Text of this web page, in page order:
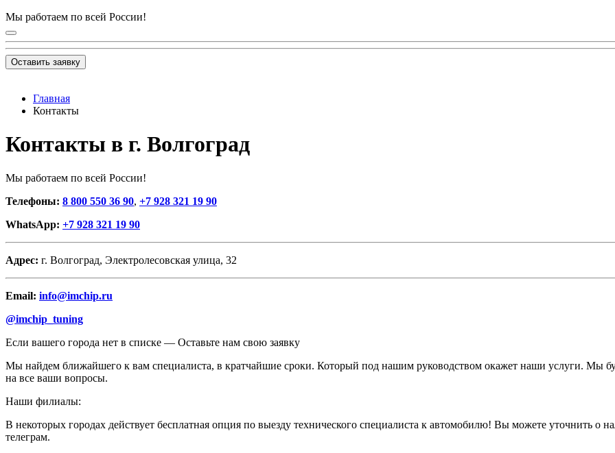
Мы работаем по всей России!
Оставить заявку
Главная
Контакты
Контакты в г. Волгоград
Мы работаем по всей России!
Телефоны: 8 800 550 36 90, +7 928 321 19 90
WhatsApp: +7 928 321 19 90
Адрес: г. Волгоград, Электролесовская улица, 32
Email: info@imchip.ru
@imchip_tuning
Если вашего города нет в списке — Оставьте нам свою заявку
Мы найдем ближайшего к вам специалиста, в кратчайшие сроки. Который под нашим руководством окажет наши услуги. Мы
на все ваши вопросы.
Наши филиалы:
В некоторых городах действует бесплатная опция по выезду технического специалиста к автомобилю! Вы можете уточнить о
телеграм.